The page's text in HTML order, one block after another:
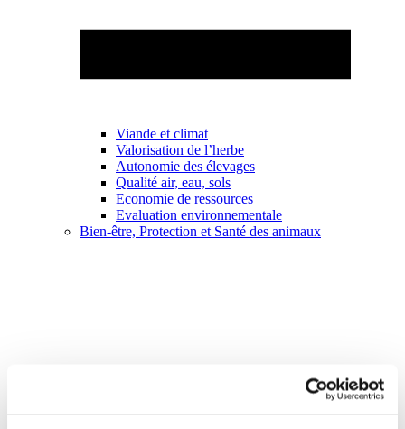
Viande et climat
Valorisation de l’herbe
Autonomie des élevages
Qualité air, eau, sols
Economie de ressources
Evaluation environnementale
Bien-être, Protection et Santé des animaux